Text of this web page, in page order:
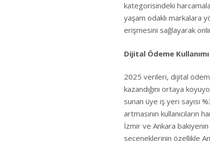
kategorisindeki
yaşam odaklı markalara
erişmesini sağlayarak
Dijital Ödeme
2025 verileri, dijital ödeme
kazandığını ortaya
sunan üye iş yeri sayısı
artmasının
İzmir ve Ankara
seçeneklerinin özellikle